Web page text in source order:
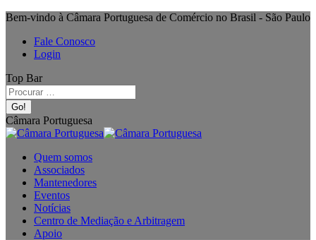
Bem-vindo à Câmara Portuguesa de Comércio no Brasil - São Paulo
Fale Conosco
Login
Top Bar
Câmara Portuguesa
Quem somos
Associados
Mantenedores
Eventos
Notícias
Centro de Mediação e Arbitragem
Apoio